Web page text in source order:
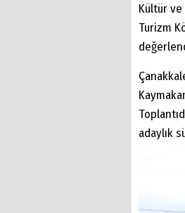
Kültür ve
Turizm
adaylık